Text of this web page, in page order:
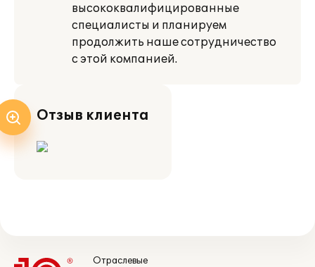
высококвалифицированные
специалисты и планируем
продолжить наше сотрудничество
с этой компанией.
Отзыв клиента
Отраслевые